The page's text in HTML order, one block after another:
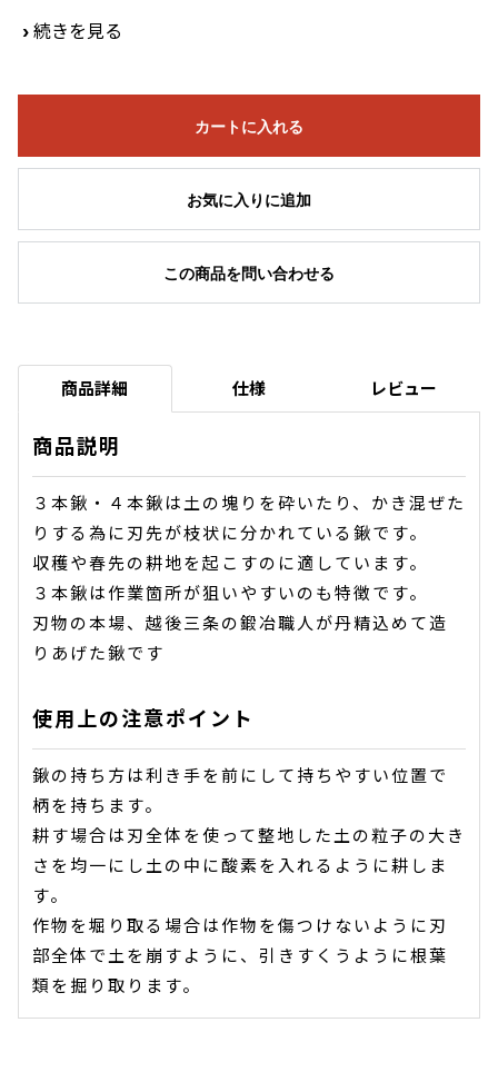
› 続きを見る
カートに入れる
お気に入りに追加
この商品を問い合わせる
商品詳細 仕様 レビュー
商品説明
３本鍬・４本鍬は土の塊りを砕いたり、かき混ぜた
りする為に刃先が枝状に分かれている鍬です。
収穫や春先の耕地を起こすのに適しています。
３本鍬は作業箇所が狙いやすいのも特徴です。
刃物の本場、越後三条の鍛冶職人が丹精込めて造
りあげた鍬です
使用上の注意ポイント
鍬の持ち方は利き手を前にして持ちやすい位置で
柄を持ちます。
耕す場合は刃全体を使って整地した土の粒子の大き
さを均一にし土の中に酸素を入れるように耕しま
す。
作物を堀り取る場合は作物を傷つけないように刃
部全体で土を崩すように、引きすくうように根葉
類を掘り取ります。